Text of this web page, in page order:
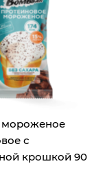
мороженое
с
крошкой 90